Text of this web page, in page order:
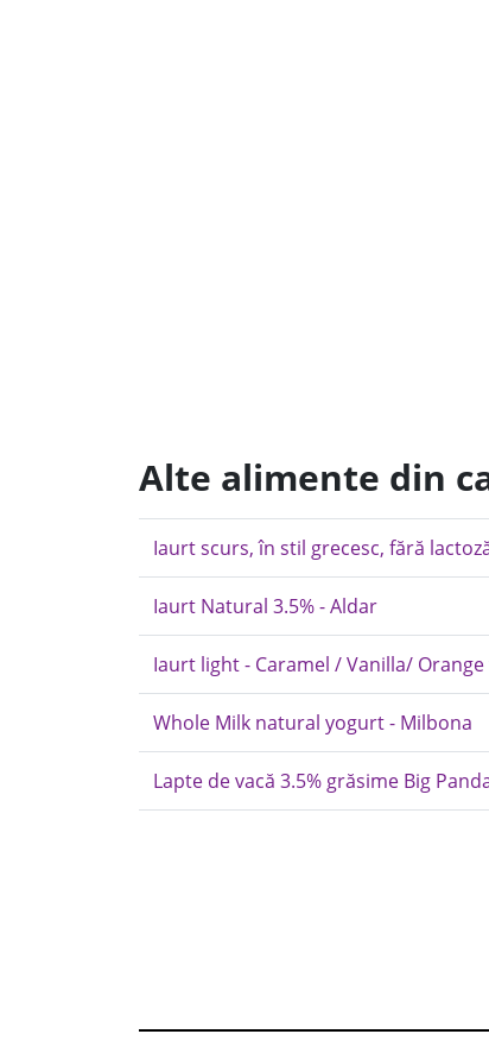
Alte alimente din
Iaurt scurs, în stil grecesc, fără
Iaurt Natural 3.5% - Aldar
Iaurt light - Caramel / Vanilla/
Whole Milk natural yogurt - Milbona
Lapte de vacă 3.5% grăsime Big